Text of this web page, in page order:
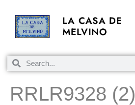
LA CASA DE
MELVINO
RRLR9328 (2)